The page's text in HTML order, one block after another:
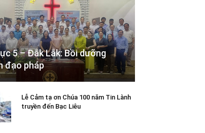
5 – Đắk Lắk: Bồi dưỡng
đạo pháp
Lễ Cảm tạ ơn Chúa 100 năm Tin Lành
truyền đến Bạc Liêu